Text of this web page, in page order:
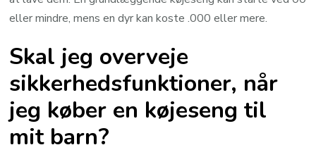
eller mindre, mens en dyr kan koste .000 eller mere.
Skal jeg overveje
sikkerhedsfunktioner, når
jeg køber en køjeseng til
mit barn?